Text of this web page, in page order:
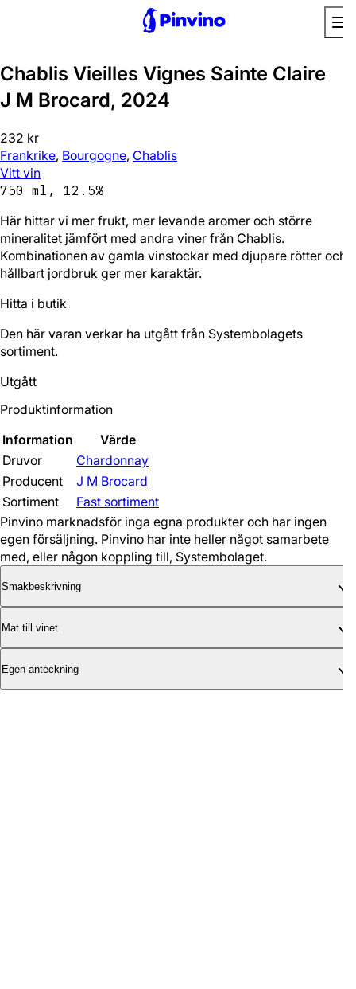
Chablis Vieilles Vignes Sainte Claire
J M Brocard, 2024
232 kr
Frankrike, Bourgogne, Chablis
Vitt vin
750 ml, 12.5%
Här hittar vi mer frukt, mer levande aromer och större
mineralitet jämfört med andra viner från Chablis.
Kombinationen av gamla vinstockar med djupare rötter och
hållbart jordbruk ger mer karaktär.
Hitta i butik
Den här varan verkar ha utgått från Systembolagets
sortiment.
Utgått
Produktinformation
Information
Värde
Druvor
Chardonnay
Producent
J M Brocard
Sortiment
Fast sortiment
Pinvino marknadsför inga egna produkter och har ingen
egen försäljning. Pinvino har inte heller något samarbete
med, eller någon koppling till, Systembolaget.
Smakbeskrivning
Mat till vinet
Egen anteckning